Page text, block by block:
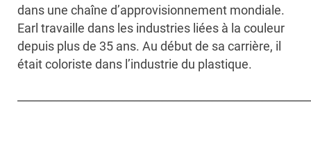
dans une chaîne d’approvisionnement mondiale.
Earl travaille dans les industries liées à la couleur
depuis plus de 35 ans. Au début de sa carrière, il
était coloriste dans l’industrie du plastique.